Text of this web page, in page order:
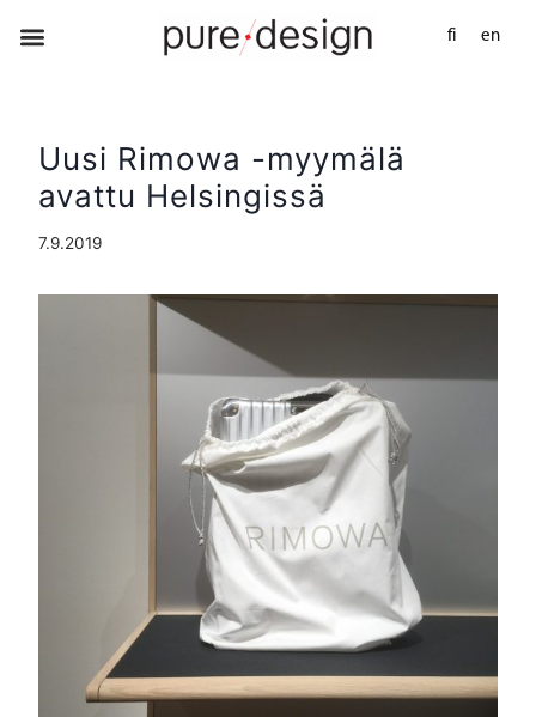
fi en
Uusi Rimowa -myymälä
avattu Helsingissä
7.9.2019